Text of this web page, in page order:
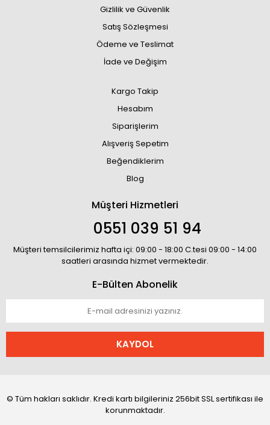
Gizlilik ve Güvenlik
Satış Sözleşmesi
Ödeme ve Teslimat
İade ve Değişim
Kargo Takip
Hesabım
Siparişlerim
Alışveriş Sepetim
Beğendiklerim
Blog
Müşteri Hizmetleri
0551 039 51 94
Müşteri temsilcilerimiz hafta içi: 09:00 - 18:00 C.tesi 09:00 - 14:00
saatleri arasında hizmet vermektedir.
E-Bülten Abonelik
KAYDOL
© Tüm hakları saklıdır. Kredi kartı bilgileriniz 256bit SSL sertifikası ile
korunmaktadır.